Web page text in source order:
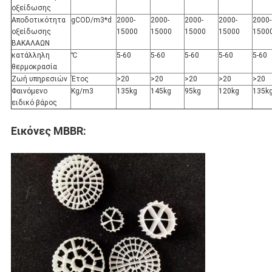
οξείδωσης
Αποδοτικότητα
οξείδωσης
ΒΑΚΑΛΑΩΝ
gCOD/m3*d
2000-
15000
2000-
15000
2000-
15000
2000-
15000
2000-
κατάλληλη
θερμοκρασία
℃ 5-60 5-60 5-60 5-60 5-60
Ζωή υπηρεσιών Έτος >20 >20 >20 >20
>20
Φαινόμενο
ειδικό βάρος
Kg/m3 135kg 145kg 95kg 120kg
Εικόνες MBBR: